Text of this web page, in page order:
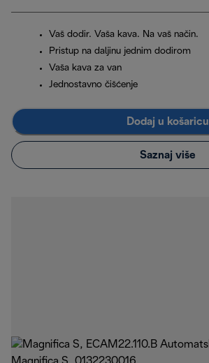
Vaš dodir. Vaša kava. Na vaš način.
Pristup na daljinu jednim dodirom
Vaša kava za van
Jednostavno čišćenje
Dodaj u košaricu
Saznaj više